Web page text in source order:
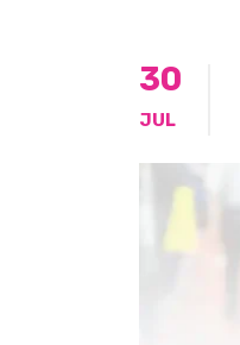
30
JUL